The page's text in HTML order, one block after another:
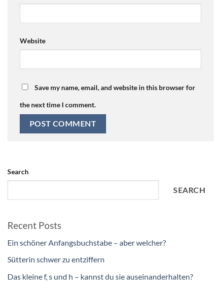
Website
Save my name, email, and website in this browser for
the next time I comment.
Search
SEARCH
Recent Posts
Ein schöner Anfangsbuchstabe – aber welcher?
Sütterin schwer zu entziffern
Das kleine f, s und h – kannst du sie auseinanderhalten?